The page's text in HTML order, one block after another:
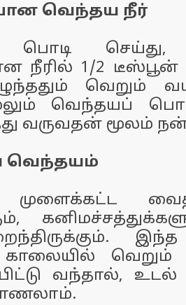
வெந்தய நீர்
பொடி
நீரில் 1/2 டீஸ்பூன்
வெறும்
வெந்தயப்
வருவதன் மூலம்
வெந்தயம்
முளைக்கட்ட
இந்த
வெறும்
வந்தால்,